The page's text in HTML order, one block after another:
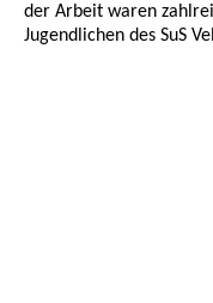
der Arbeit waren
Jugendlichen des SuS